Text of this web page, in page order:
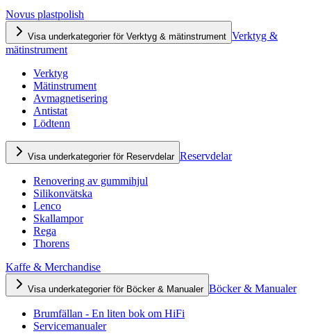
Novus plastpolish
Visa underkategorier för Verktyg & mätinstrument Verktyg &
mätinstrument
Verktyg
Mätinstrument
Avmagnetisering
Antistat
Lödtenn
Visa underkategorier för Reservdelar Reservdelar
Renovering av gummihjul
Silikonvätska
Lenco
Skallampor
Rega
Thorens
Kaffe & Merchandise
Visa underkategorier för Böcker & Manualer Böcker & Manualer
Brumfällan - En liten bok om HiFi
Servicemanualer